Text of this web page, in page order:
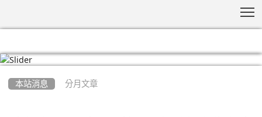
本站消息 分月文章